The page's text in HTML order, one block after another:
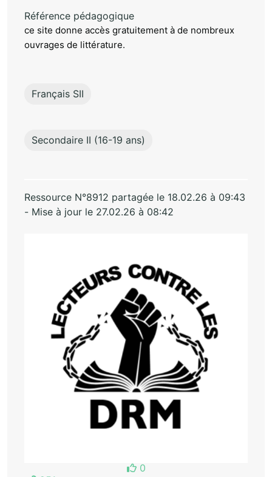
Référence pédagogique
ce site donne accès gratuitement à de nombreux
ouvrages de littérature.
Français SII
Secondaire II (16-19 ans)
Ressource N°8912 partagée le 18.02.26 à 09:43
- Mise à jour le 27.02.26 à 08:42
0